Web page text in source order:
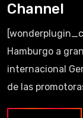
Channel
Hamburgo a
internacional
de las